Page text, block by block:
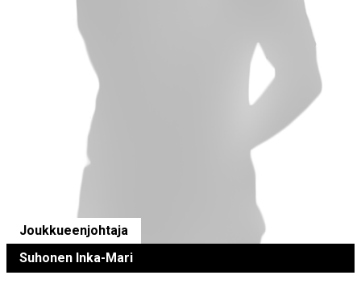
Joukkueenjohtaja
Suhonen Inka-Mari